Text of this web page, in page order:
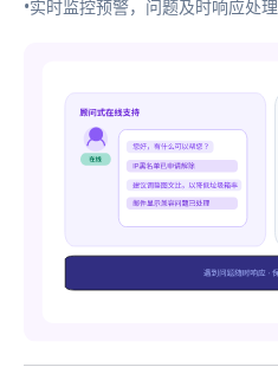
•实时监控预警，问题及时响应处理